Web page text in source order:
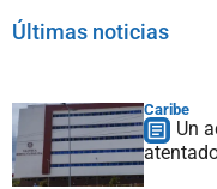
Últimas noticias
Caribe
Un